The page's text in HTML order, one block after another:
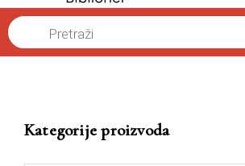
Naslovna
Products
search
Kategorije proizvoda